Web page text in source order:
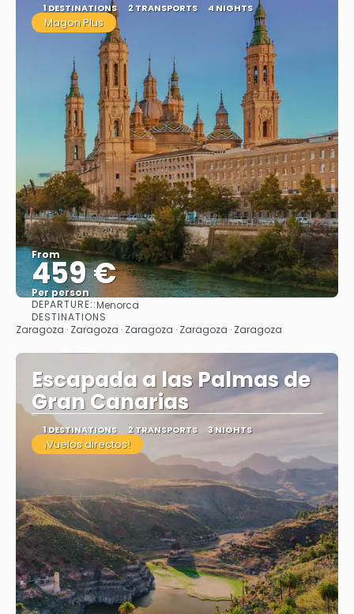
1 DESTINATIONS 2 TRANSPORTS 4 NIGHTS
Magon Plus
From
459 €
Per person
DEPARTURE::Menorca
DESTINATIONS
Zaragoza · Zaragoza · Zaragoza · Zaragoza · Zaragoza
Escapada a las Palmas de
Gran Canarias
1 DESTINATIONS 2 TRANSPORTS 3 NIGHTS
¡Vuelos directos!